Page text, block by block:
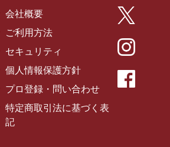
会社概要
ご利用方法
セキュリティ
個人情報保護方針
プロ登録・問い合わせ
特定商取引法に基づく表
記